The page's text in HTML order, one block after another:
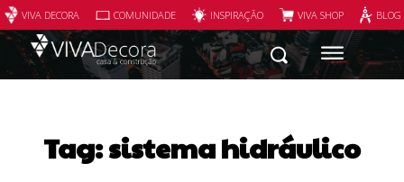
VIVA DECORA COMUNIDADE INSPIRAÇÃO VIVA SHOP
Tag:sistema hidráulico